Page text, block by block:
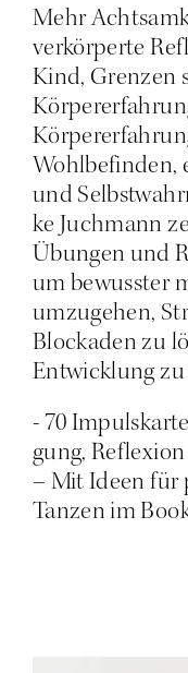
Mehr
ver­kör­per­te
Kind, Gren­zen
Wohl­be­fin­den,
und
ke Juch­mann
Übun­gen und
um bewuss­ter
umzu­ge­hen,
Blo­cka­den zu
Ent­wick­lung
- 70
gung,
– Mit Ideen für
Tan­zen im